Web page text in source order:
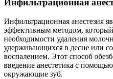
Инфильтрационная
Инфильтрационная анестезия
эффективным методом,
необходимости удаления
удерживающихся в десне или
воспалением. Этот способ
введение анестетика с
окружающие зуб.